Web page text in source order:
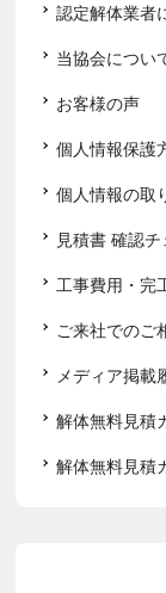
認定解体業者
当協会につい
お客様の声
個人情報保護
個人情報の取
見積書 確認
工事費用・完
ご来社でのご
メディア掲載
解体無料見積
解体無料見積